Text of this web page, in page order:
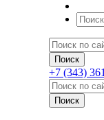
+7 (343)